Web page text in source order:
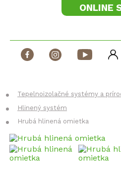
Technické dokumenty
Fúkané izolácie
Stroje na fúkané izolácie
Realizácie
Odborné články
Tepelnoizolačné systémy a
Hlinený systém
Hrubá hlinená omietka
ONLINE